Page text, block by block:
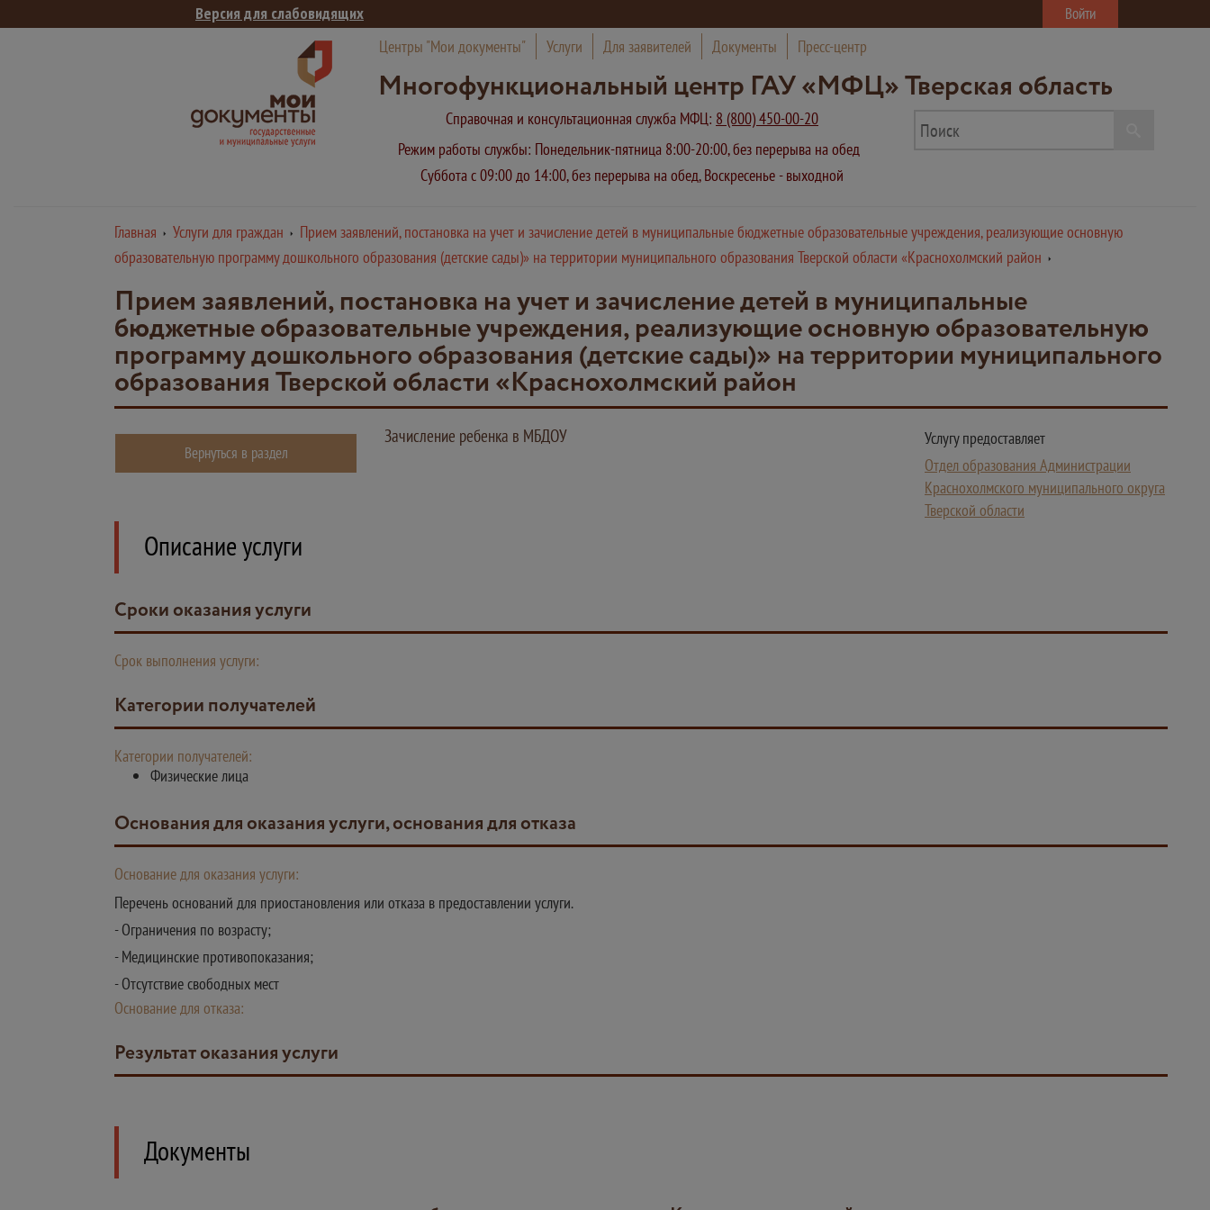
Версия для слабовидящих Войти
Центры "Мои документы" Услуги Для заявителей Документы Пресс-центр
Многофункциональный центр ГАУ «МФЦ» Тверская область
Справочная и консультационная служба МФЦ: 8 (800) 450-00-20
Режим работы службы: Понедельник-пятница 8:00-20:00, без перерыва на обед
Суббота с 09:00 до 14:00, без перерыва на обед, Воскресенье - выходной
Главная Услуги для граждан
Прием заявлений, постановка на учет и зачисление детей в муниципальные бюджетные образовательные учреждения, реализующие основную
образовательную программу дошкольного образования (детские сады)» на территории муниципального образования Тверской области «Краснохолмский район
Прием заявлений, постановка на учет и зачисление детей в муниципальные
бюджетные образовательные учреждения, реализующие основную образовательную
программу дошкольного образования (детские сады)» на территории муниципального
образования Тверской области «Краснохолмский район
Вернуться в раздел
Зачисление ребенка в МБДОУ
Услугу предоставляет
Отдел образования Администрации
Краснохолмского муниципального округа
Тверской области
Описание услуги
Сроки оказания услуги
Срок выполнения услуги:
Категории получателей
Категории получателей:
Физические лица
Основания для оказания услуги, основания для отказа
Основание для оказания услуги:
Перечень оснований для приостановления или отказа в предоставлении услуги.
- Ограничения по возрасту;
- Медицинские противопоказания;
- Отсутствие свободных мест
Основание для отказа:
Результат оказания услуги
Документы